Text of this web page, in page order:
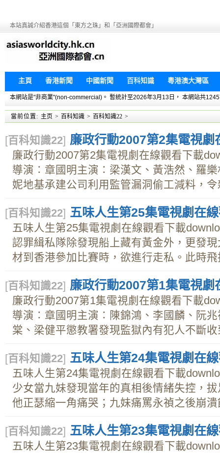
本站真誠介紹香港這個「東方之珠」和「亞洲國際都會」
主頁 香港新聞 中國新聞 百科知識 粵港澳大灣區
本網站是"非商業"(non-commercial)。 暫統計至2026年3月13日， 本網站共
當前位置: 主页 > 百科知識 > 百科知識22 >
[百科知識22] 廉政行動2007第2集電視
廉政行動2007第2集電視劇在線觀看下載
導演∶章國明主演∶梁漢文、黃浩然、羅樂
妮地基承建公司利用監管漏洞偷工減料，
[百科知識22] 五味人生第25集電視劇在
五味人生第25集電視劇在線觀看下載
認罪緝私隊除發現船上藏有黃金外，更發
材到香港參加比賽時，欲進行走私。此時
[百科知識22] 廉政行動2007第1集電視
廉政行動2007第1集電視劇在線觀看下載
導演∶章國明主演∶陳錦鴻、李國麟、阮兆
棠、梁健平懲教署發現監獄內有犯人不斷
[百科知識22] 五味人生第24集電視劇在
五味人生第24集電視劇在線觀看下載
少女當九妹發現當年的真相後情緒失控，
他正瑟縮一角痛哭；九妹痛罵永禎之後崩
[百科知識22] 五味人生第23集電視劇在
五味人生第23集電視劇在線觀看下載